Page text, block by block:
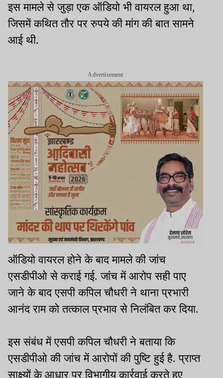
इस मामले से जुड़ा एक ऑडियो भी वायरल हुआ था,
जिसमें कथित तौर पर रुपये की मांग की बात सामने
आई थी.
Advertisement
ऑडियो वायरल होने के बाद मामले की जांच
एसडीपीओ से कराई गई. जांच में आरोप सही पाए
जाने के बाद एसपी कपिल चौधरी ने थाना प्रभारी
आनंद राम को तत्काल प्रभाव से निलंबित कर दिया.
इस संबंध में एसपी कपिल चौधरी ने बताया कि
एसडीपीओ की जांच में आरोपों की पुष्टि हुई है. प्राप्त
साक्ष्यों के आधार पर विभागीय कार्रवाई करते हुए